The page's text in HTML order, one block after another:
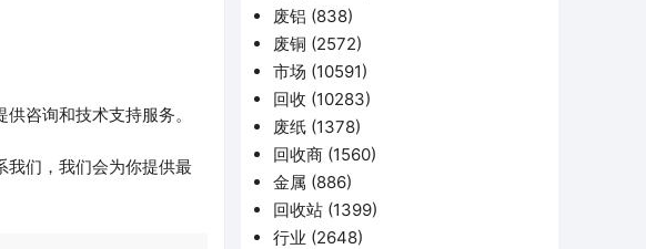
咨询和技术支持服务。
我们，我们会为你提供最
废铝 (838)
废铜 (2572)
市场 (10591)
回收 (10283)
废纸 (1378)
回收商 (1560)
金属 (886)
回收站 (1399)
行业 (2648)